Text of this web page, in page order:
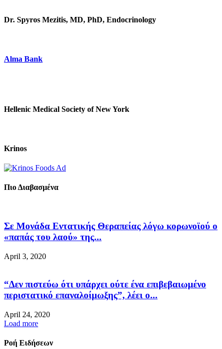
Dr. Spyros Mezitis, MD, PhD, Endocrinology
Alma Bank
Hellenic Medical Society of New York
Krinos
Πιο Διαβασμένα
Σε Μονάδα Εντατικής Θεραπείας λόγω κορωνοϊού ο
«παπάς του λαού» της...
April 3, 2020
“Δεν πιστεύω ότι υπάρχει ούτε ένα επιβεβαιωμένο
περιστατικό επαναλοίμωξης”, λέει ο...
April 24, 2020
Load more
Ροή Ειδήσεων